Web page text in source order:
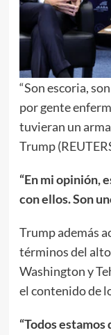
“Son escoria,
por gente
tuvieran un
Trump
“En mi opinión,
con ellos. Son
Trump además
términos del
Washington y
el contenido de
“Todos estamos